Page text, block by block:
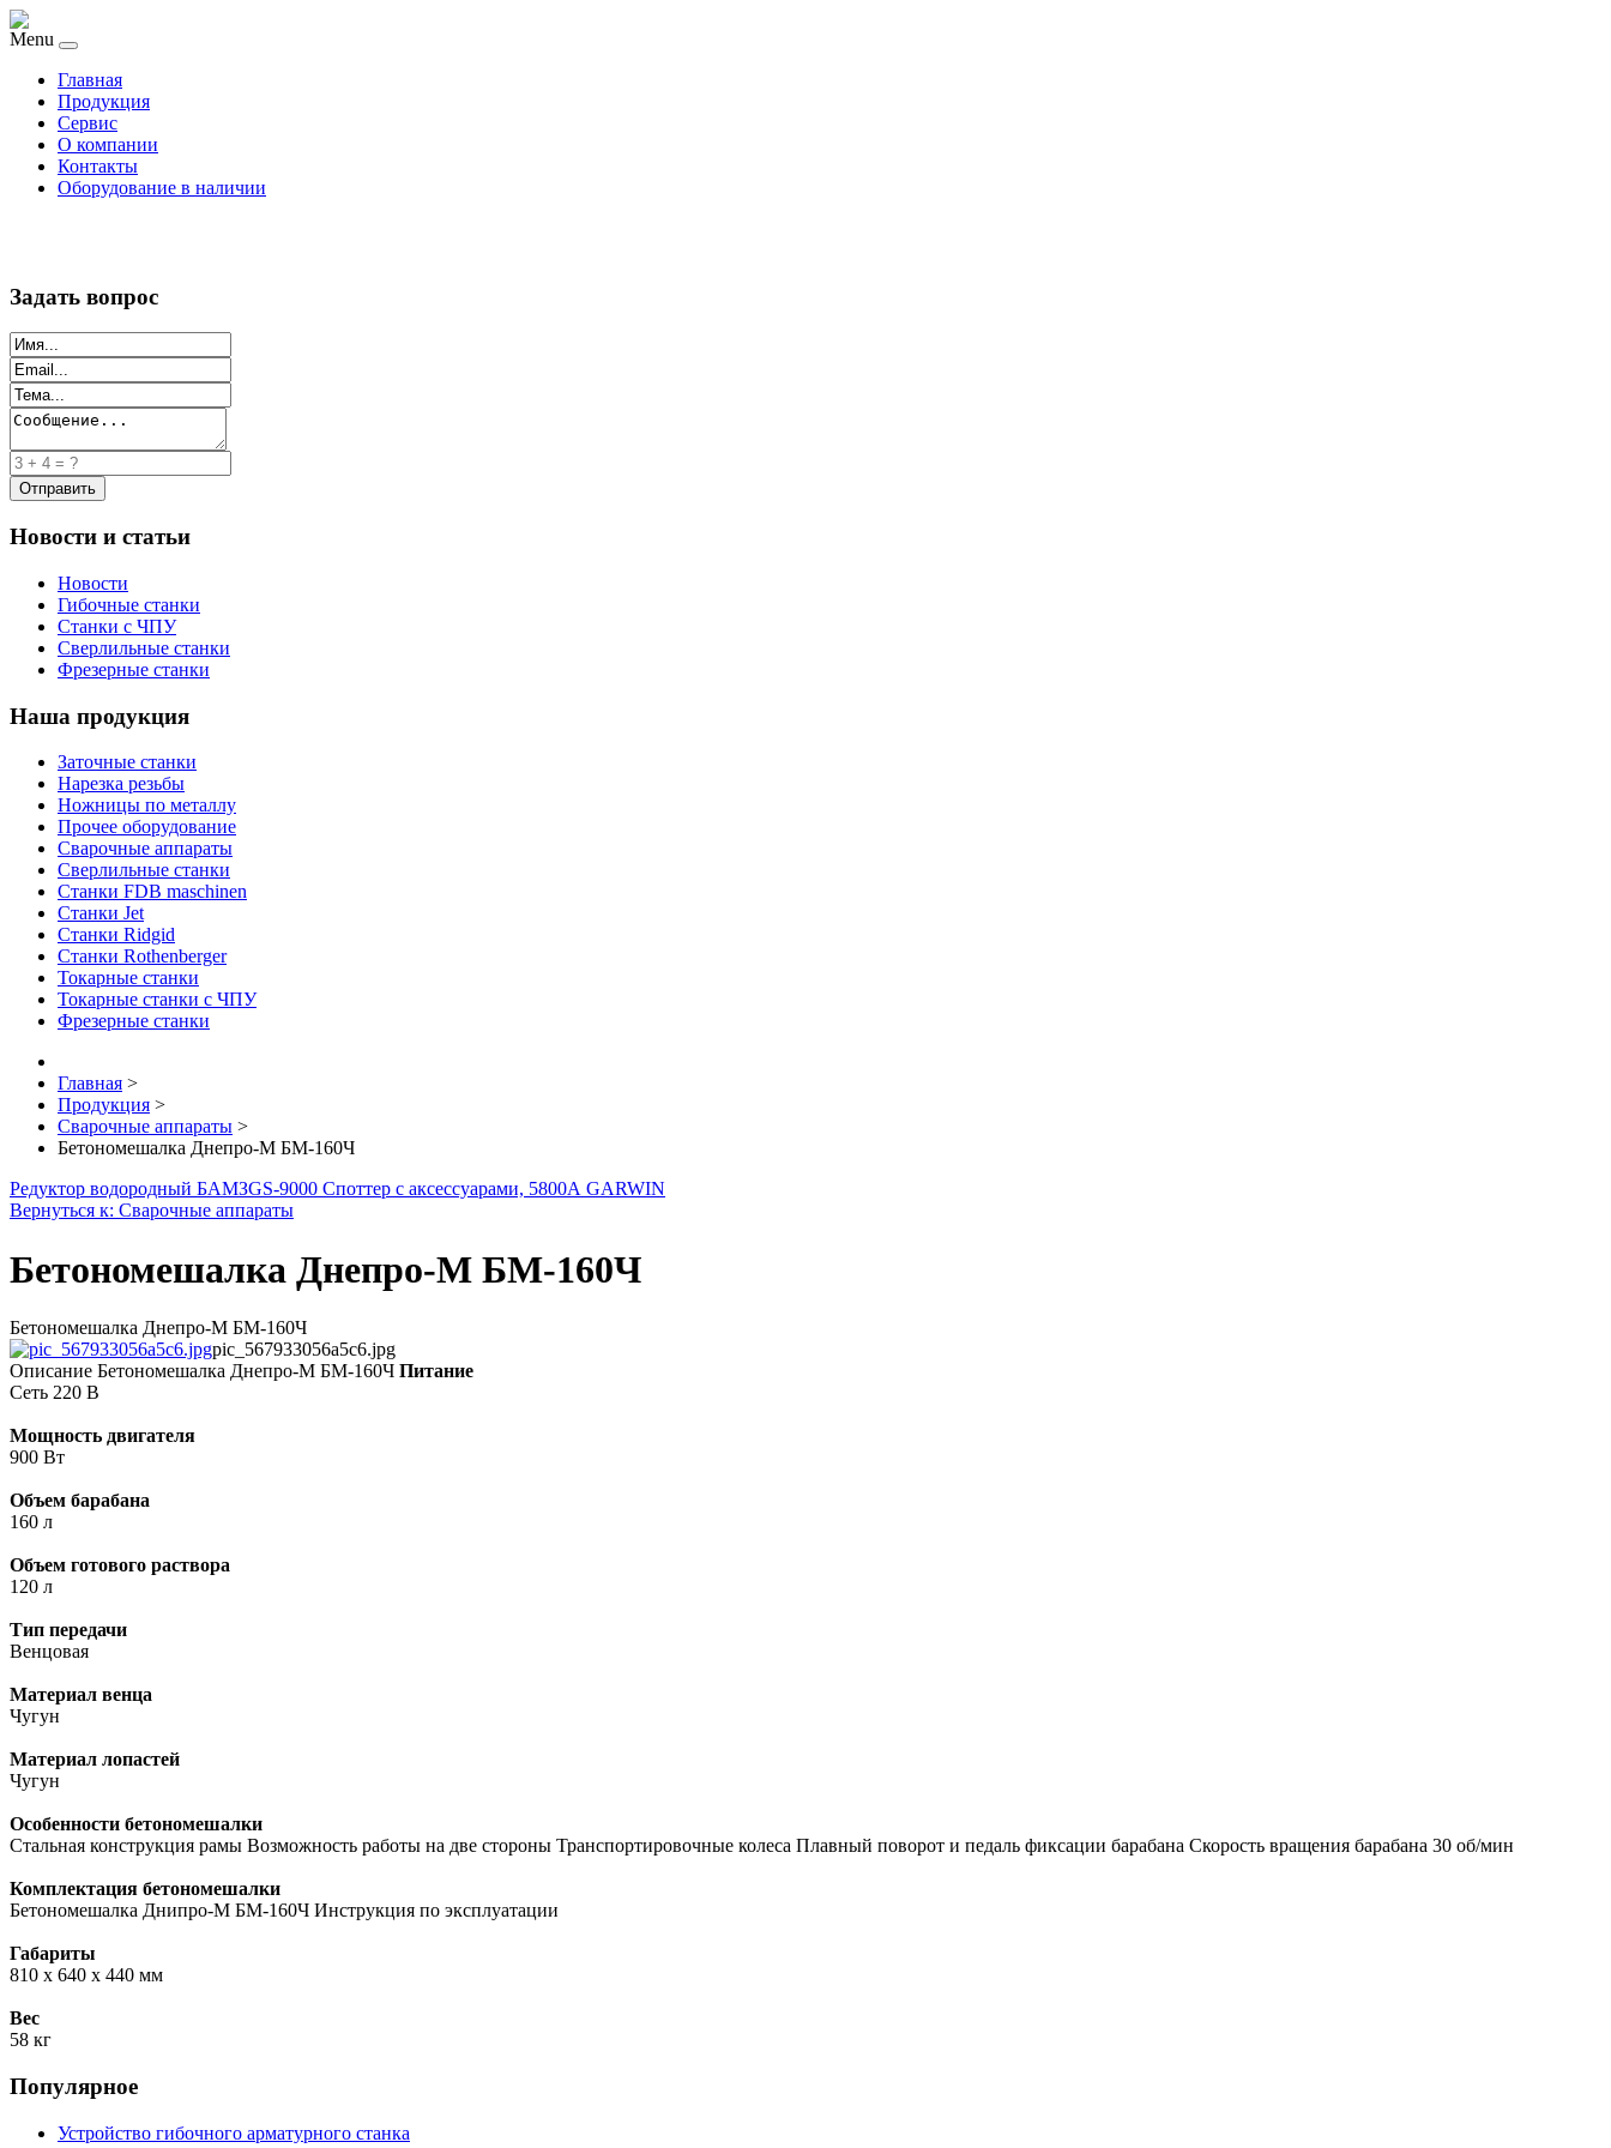
Menu
Главная
Продукция
Сервис
О компании
Контакты
Оборудование в наличии
Задать вопрос
Новости и статьи
Новости
Гибочные станки
Станки с ЧПУ
Сверлильные станки
Фрезерные станки
Наша продукция
Заточные станки
Нарезка резьбы
Ножницы по металлу
Прочее оборудование
Сварочные аппараты
Сверлильные станки
Станки FDB maschinen
Станки Jet
Станки Ridgid
Станки Rothenberger
Токарные станки
Токарные станки с ЧПУ
Фрезерные станки
Главная >
Продукция >
Сварочные аппараты >
Бетономешалка Днепро-М БМ-160Ч
Редуктор водородный БАМЗGS-9000 Споттер с аксессуарами, 5800А GARWIN
Вернуться к: Сварочные аппараты
Бетономешалка Днепро-М БМ-160Ч
Бетономешалка Днепро-М БМ-160Ч
pic_567933056a5c6.jpg
Описание Бетономешалка Днепро-М БМ-160Ч Питание
Сеть 220 В
Мощность двигателя
900 Вт
Объем барабана
160 л
Объем готового раствора
120 л
Тип передачи
Венцовая
Материал венца
Чугун
Материал лопастей
Чугун
Особенности бетономешалки
Стальная конструкция рамы Возможность работы на две стороны Транспортировочные колеса Плавный поворот и педаль фиксации барабана Скорость вращения барабана 30 об/мин
Комплектация бетономешалки
Бетономешалка Днипро-М БМ-160Ч Инструкция по эксплуатации
Габариты
810 х 640 х 440 мм
Вес
58 кг
Популярное
Устройство гибочного арматурного станка